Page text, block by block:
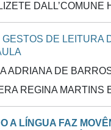
DALL’COMUNE
GESTOS DE LEITURA
ADRIANA DE
REGINA MARTINS
A LÍNGUA FAZ